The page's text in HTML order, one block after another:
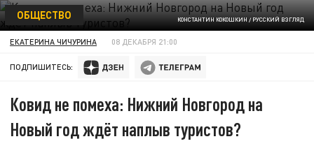
КОНСТАНТИН КОКОШКИН / РУССКИЙ ВЗГЛЯД
ОБЩЕСТВО
ЕКАТЕРИНА ЧИЧУРИНА 08 ДЕКАБРЯ 21:00
ПОДПИШИТЕСЬ:
Ковид не помеха: Нижний Новгород на
Новый год ждёт наплыв туристов?